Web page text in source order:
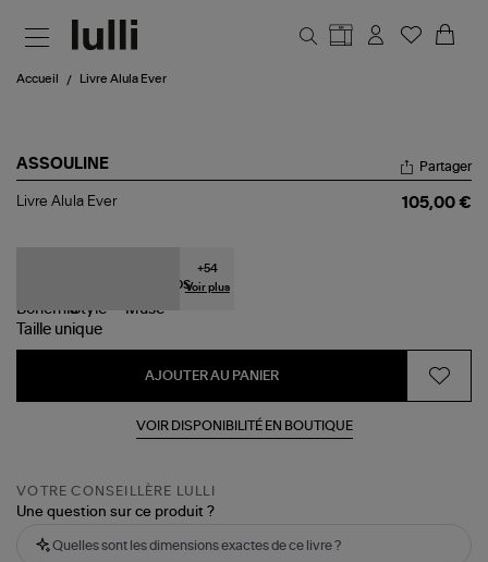
Accueil Livre Alula Ever
ASSOULINE
Livre
Partager
Livre Alula Ever 105,00 €
+54
Voir plus
Taille unique
AJOUTER AU PANIER
VOIR DISPONIBILITÉ EN BOUTIQUE
VOTRE CONSEILLÈRE LULLI
Une question sur ce produit ?
Quelles sont les dimensions exactes de ce livre ?